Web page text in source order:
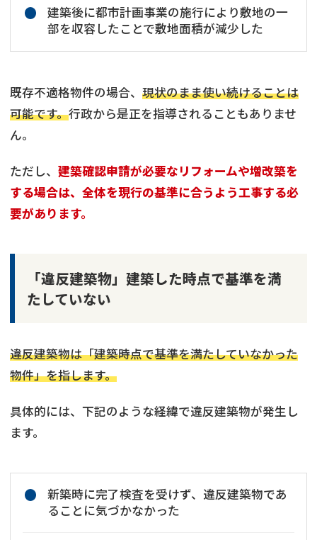
建築後に都市計画事業の施行により敷地の一
部を収容したことで敷地面積が減少した
既存不適格物件の場合、 現状のまま使い続けることは
可能です。行政から是正を指導されることもありませ
ん。
ただし、 建築確認申請が必要なリフォームや増改築を
する場合は、全体を現行の基準に合うよう工事する必
要があります。
「違反建築物」建築した時点で基準を満
たしていない
違反建築物は「建築時点で基準を満たしていなかった
物件」を指します。
具体的には、下記のような経緯で違反建築物が発生し
ます。
新築時に完了検査を受けず、違反建築物であ
ることに気づかなかった